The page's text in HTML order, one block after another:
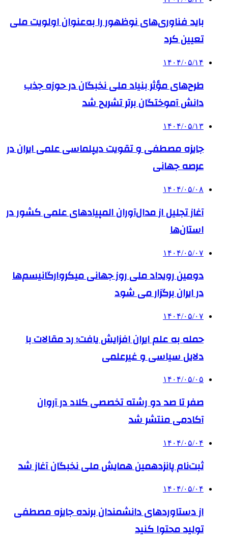
باید فناوری‌های نوظهور را به‌عنوان اولویت ملی
تعیین کرد
۱۴۰۴/۰۵/۱۴
طرح‌های مؤثر بنیاد ملی نخبگان در حوزه جذب
دانش آموختگان برتر تشریح شد
۱۴۰۴/۰۵/۱۳
جایزه مصطفی و تقویت دیپلماسی علمی ایران در
عرصه جهانی
۱۴۰۴/۰۵/۰۸
آغاز تجلیل از مدال‌آوران المپیادهای علمی کشور در
استان‌ها
۱۴۰۴/۰۵/۰۷
دومین رویداد ملی روز جهانی میکروارگانیسم‌ها
در ایران برگزار می شود
۱۴۰۴/۰۵/۰۷
حمله به علم ایران افزایش یافت؛ رد مقالات با
دلایل سیاسی و غیرعلمی
۱۴۰۴/۰۵/۰۵
صفر تا صد دو رشته‌ تخصصی کلاد در آروان
آکادمی منتشر شد
۱۴۰۴/۰۵/۰۴
ثبت‌نام پانزدهمین همایش ملی نخبگان آغاز شد
۱۴۰۴/۰۵/۰۴
از دستاوردهای دانشمندان برنده جایزه مصطفی
تولید محتوا کنید